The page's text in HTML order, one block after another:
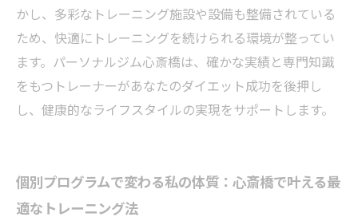
かし、多彩なトレーニング施設や設備も整備されている
ため、快適にトレーニングを続けられる環境が整ってい
ます。パーソナルジム心斎橋は、確かな実績と専門知識
をもつトレーナーがあなたのダイエット成功を後押し
し、健康的なライフスタイルの実現をサポートします。
個別プログラムで変わる私の体質：心斎橋で叶える最
適なトレーニング法